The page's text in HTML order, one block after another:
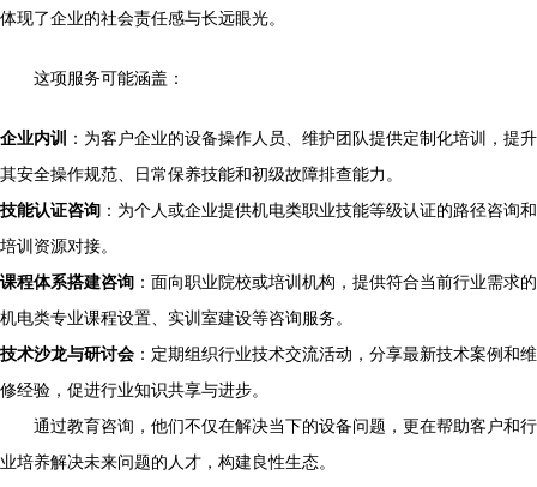
体现了企业的社会责任感与长远眼光。
这项服务可能涵盖：
企业内训
：为客户企业的设备操作人员、维护团队提供定制化培训，提升
其安全操作规范、日常保养技能和初级故障排查能力。
技能认证咨询 ：为个人或企业提供机电类职业技能等级认证的路径咨询和
培训资源对接。
课程体系搭建咨询 ：面向职业院校或培训机构，提供符合当前行业需求的
机电类专业课程设置、实训室建设等咨询服务。
技术沙龙与研讨会 ：定期组织行业技术交流活动，分享最新技术案例和维
修经验，促进行业知识共享与进步。
通过教育咨询，他们不仅在解决当下的设备问题，更在帮助客户和行
业培养解决未来问题的人才，构建良性生态。